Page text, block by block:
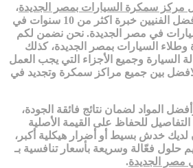
مركز سمكرة السيارات بمصر الجديدة،
مكون من مجموعة من أفضل الفنيين خبرة اكثر من 10 سنوات في
في مصر الجديدة. نحن نضمن لكم
السيارات بمصر الجديدة، كذلك
السيارة وجميع الأجزاء التي يجب العمل
بين جميع مراكز سمكرة وتجديد في
المواد لضمان نتائج فائقة الجودة،
للحفاظ على القيمة الأصلية
خدش بسيط أو أضرار هيكلية أكبر،
حلول فعّالة وسريعة بأسعار تنافسية بـ
مصر الجديدة.